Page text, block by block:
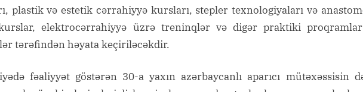
və estetik cərrahiyyə kursları, stepler texnologiyaları və
elektrocərrahiyyə üzrə treninqlər və digər praktiki proqramlar
tərəfindən həyata keçiriləcəkdir.
fəaliyyət göstərən 30-a yaxın azərbaycanlı aparıcı mütəxəssisin